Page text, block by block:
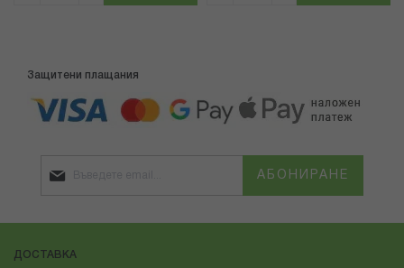
Защитени плащания
АБОНИРАНЕ
ДОСТАВКА